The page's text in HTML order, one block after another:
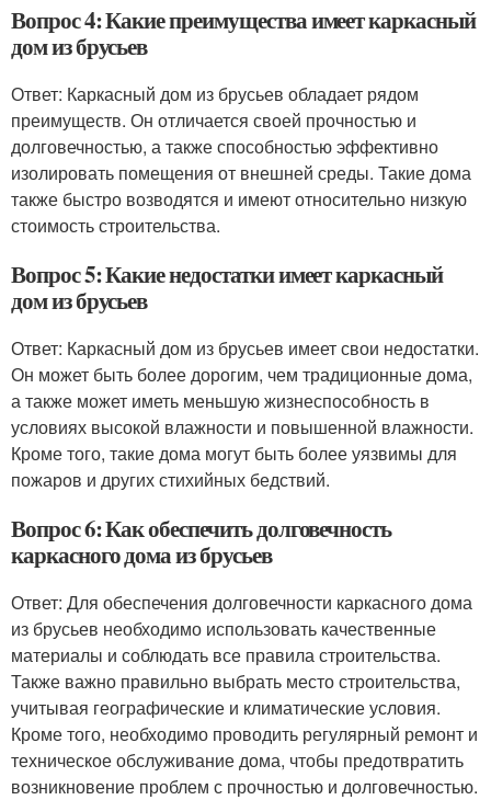
Вопрос 4: Какие преимущества имеет каркасный
дом из брусьев
Ответ: Каркасный дом из брусьев обладает рядом
преимуществ. Он отличается своей прочностью и
долговечностью, а также способностью эффективно
изолировать помещения от внешней среды. Такие дома
также быстро возводятся и имеют относительно низкую
стоимость строительства.
Вопрос 5: Какие недостатки имеет каркасный
дом из брусьев
Ответ: Каркасный дом из брусьев имеет свои недостатки.
Он может быть более дорогим, чем традиционные дома,
а также может иметь меньшую жизнеспособность в
условиях высокой влажности и повышенной влажности.
Кроме того, такие дома могут быть более уязвимы для
пожаров и других стихийных бедствий.
Вопрос 6: Как обеспечить долговечность
каркасного дома из брусьев
Ответ: Для обеспечения долговечности каркасного дома
из брусьев необходимо использовать качественные
материалы и соблюдать все правила строительства.
Также важно правильно выбрать место строительства,
учитывая географические и климатические условия.
Кроме того, необходимо проводить регулярный ремонт и
техническое обслуживание дома, чтобы предотвратить
возникновение проблем с прочностью и долговечностью.